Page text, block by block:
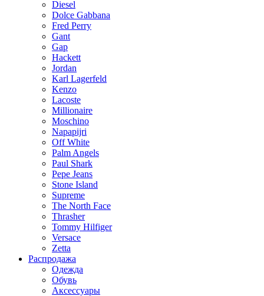
Diesel
Dolce Gabbana
Fred Perry
Gant
Gap
Hackett
Jordan
Karl Lagerfeld
Kenzo
Lacoste
Millionaire
Moschino
Napapijri
Off White
Palm Angels
Paul Shark
Pepe Jeans
Stone Island
Supreme
The North Face
Thrasher
Tommy Hilfiger
Versace
Zetta
Распродажа
Одежда
Обувь
Аксессуары